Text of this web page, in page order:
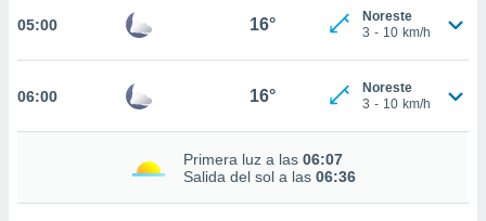
permite
seguir
05:00 16°
Noreste
3 - 10 km/h
06:00 16°
Noreste
3 - 10 km/h
Primera luz a las 06:07
Salida del sol a las 06:36